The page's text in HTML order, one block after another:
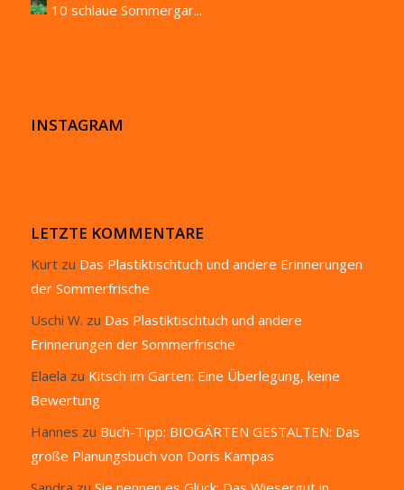
10 schlaue Sommergar...
INSTAGRAM
LETZTE KOMMENTARE
Kurtzu Das Plastiktischtuch und andere Erinnerungen
der Sommerfrische
Uschi W. zu Das Plastiktischtuch und andere
Erinnerungen der Sommerfrische
Elaela zu Kitsch im Garten: Eine Überlegung, keine
Bewertung
Hannes zu Buch-Tipp: BIOGÄRTEN GESTALTEN: Das
große Planungsbuch von Doris Kampas